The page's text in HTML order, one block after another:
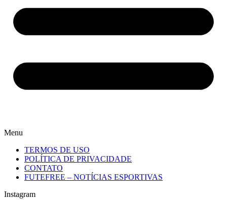
Menu
TERMOS DE USO
POLÍTICA DE PRIVACIDADE
CONTATO
FUTEFREE – NOTÍCIAS ESPORTIVAS
Instagram